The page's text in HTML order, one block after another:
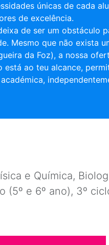
únicas de cada
de excelência.
de ser um obstáculo
Mesmo que não exista
da Foz), a nossa
está ao teu alcance,
e Química,
(5º e 6º ano), 3º